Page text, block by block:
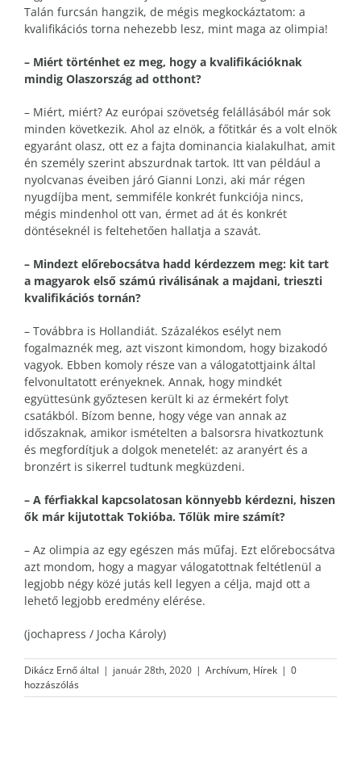
Talán furcsán hangzik, de mégis megkockáztatom: a
kvalifikációs torna nehezebb lesz, mint maga az olimpia!
– Miért történhet ez meg, hogy a kvalifikációknak
mindig Olaszország ad otthont?
– Miért, miért? Az európai szövetség felállásából már sok
minden következik. Ahol az elnök, a főtitkár és a volt elnök
egyaránt olasz, ott ez a fajta dominancia kialakulhat, amit
én személy szerint abszurdnak tartok. Itt van például a
nyolcvanas éveiben járó Gianni Lonzi, aki már régen
nyugdíjba ment, semmiféle konkrét funkciója nincs,
mégis mindenhol ott van, érmet ad át és konkrét
döntéseknél is feltehetően hallatja a szavát.
– Mindezt előrebocsátva hadd kérdezzem meg: kit tart
a magyarok első számú riválisának a majdani, trieszti
kvalifikációs tornán?
– Továbbra is Hollandiát. Százalékos esélyt nem
fogalmaznék meg, azt viszont kimondom, hogy bizakodó
vagyok. Ebben komoly része van a válogatottjaink által
felvonultatott erényeknek. Annak, hogy mindkét
együttesünk győztesen került ki az érmekért folyt
csatákból. Bízom benne, hogy vége van annak az
időszaknak, amikor ismételten a balsorsra hivatkoztunk
és megfordítjuk a dolgok menetelét: az aranyért és a
bronzért is sikerrel tudtunk megküzdeni.
– A férfiakkal kapcsolatosan könnyebb kérdezni, hiszen
ők már kijutottak Tokióba. Tőlük mire számít?
– Az olimpia az egy egészen más műfaj. Ezt előrebocsátva
azt mondom, hogy a magyar válogatottnak feltétlenül a
legjobb négy közé jutás kell legyen a célja, majd ott a
lehető legjobb eredmény elérése.
(jochapress / Jocha Károly)
Dikácz Ernőáltal | január 28th, 2020 | Archívum, Hírek | 0
hozzászólás